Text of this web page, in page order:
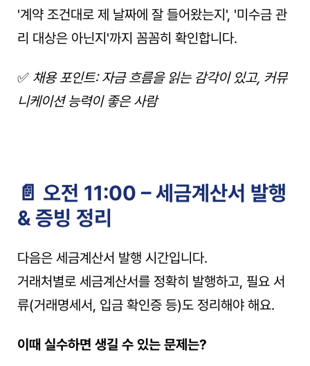
'계약 조건대로 제 날짜에 잘 들어왔는지', '미수금 관
리 대상은 아닌지'까지 꼼꼼히 확인합니다.
✅ 채용 포인트: 자금 흐름을 읽는 감각이 있고, 커뮤
니케이션 능력이 좋은 사람
📄 오전 11:00 – 세금계산서 발행
& 증빙 정리
다음은 세금계산서 발행 시간입니다.
거래처별로 세금계산서를 정확히 발행하고, 필요 서
류(거래명세서, 입금 확인증 등)도 정리해야 해요.
이때 실수하면 생길 수 있는 문제는?